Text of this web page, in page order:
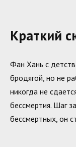
Краткий
Фан Хань с
бродягой, но не
никогда не
бессмертия. Шаг
бессмертных, он